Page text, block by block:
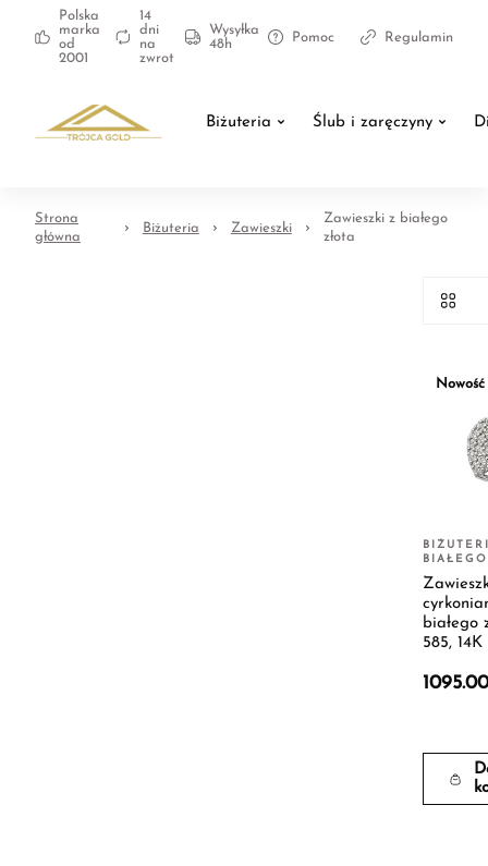
Polska
marka
od
2001
14
dni
na
zwrot
Wysyłka
48h
Pomoc Regulamin
Biżuteria Ślub i zaręczyny
Strona
główna
Biżuteria Zawieszki
Zawieszki z białego
złota
Nowość
białego
585, 14K